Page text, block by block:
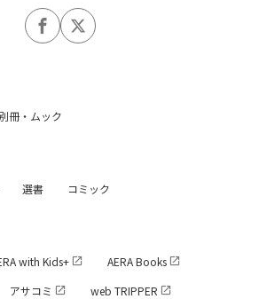
スト……すべてを新しくバージョン
】あなたの欲望がまるわかり……命数
別冊・ムック
選書 コミック
with Kids+
AERA Books
アサコミ
web TRIPPER